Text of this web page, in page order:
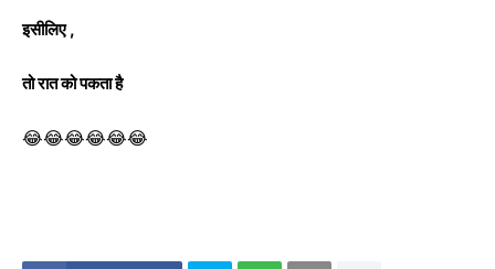
इसीलिए ,
तो रात को पकता है
😂😂😂😂😂😂